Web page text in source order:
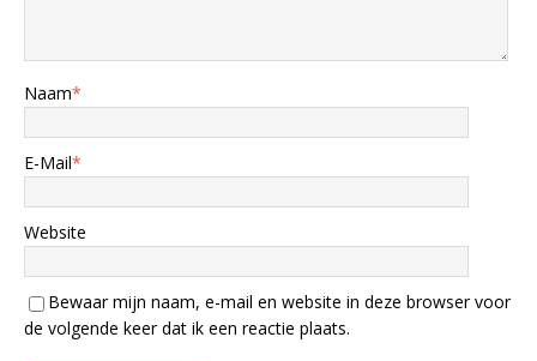
Naam*
E-Mail*
Website
Bewaar mijn naam, e-mail en website in deze browser voor
de volgende keer dat ik een reactie plaats.